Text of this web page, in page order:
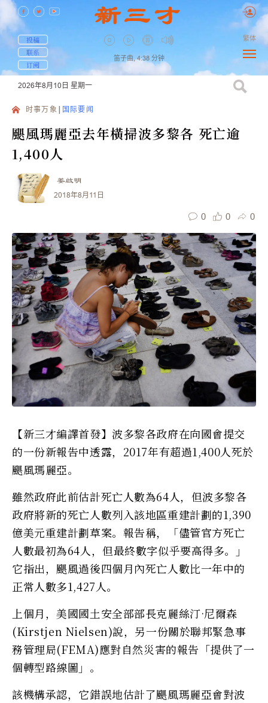
投稿
联系
订阅
笛子曲, 4:38 分钟
繁体
2026年8月10日 星期一
时事万象 国际要闻
颶風瑪麗亞去年橫掃波多黎各 死亡逾
1,400人
姜啟明
2018年8月11日
0 0 0
【新三才編譯首發】波多黎各政府在向國會提交
的一份新報告中透露，2017年有超過1,400人死於
颶風瑪麗亞。
雖然政府此前估計死亡人數為64人，但波多黎各
政府將新的死亡人數列入該地區重建計劃的1,390
億美元重建計劃草案。報告稱，「儘管官方死亡
人數最初為64人，但最終數字似乎要高得多。」
它指出，颶風過後四個月內死亡人數比一年中的
正常人數多1,427人。
上個月，美國國土安全部部長克麗絲汀·尼爾森
(Kirstjen Nielsen)說，另一份關於聯邦緊急事
務管理局(FEMA)應對自然災害的報告「提供了一
個轉型路線圖」。
該機構承認，它錯誤地估計了颶風瑪麗亞會對波